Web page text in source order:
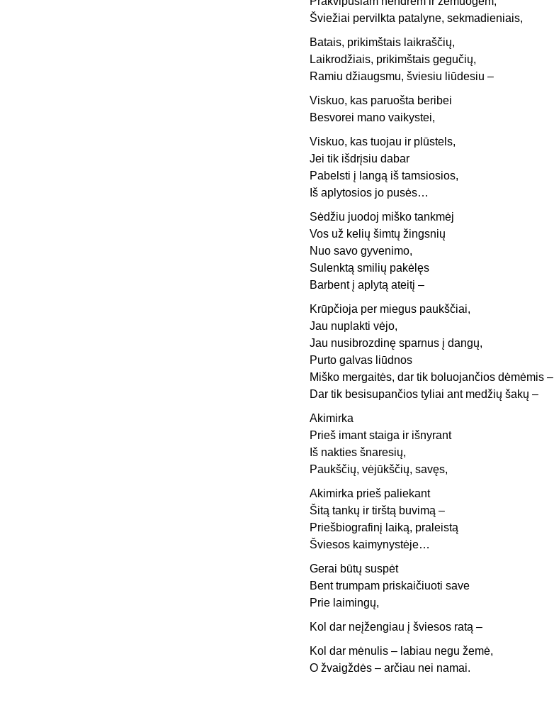
Šviežiai pervilkta patalyne, sekmadieniais,
Batais, prikimštais laikraščių,
Laikrodžiais, prikimštais gegučių,
Ramiu džiaugsmu, šviesiu liūdesiu –
Viskuo, kas paruošta beribei
Besvorei mano vaikystei,
Viskuo, kas tuojau ir plūstels,
Jei tik išdrįsiu dabar
Pabelsti į langą iš tamsiosios,
Iš aplytosios jo pusės…
Sėdžiu juodoj miško tankmėj
Vos už kelių šimtų žingsnių
Nuo savo gyvenimo,
Sulenktą smilių pakėlęs
Barbent į aplytą ateitį –
Krūpčioja per miegus paukščiai,
Jau nuplakti vėjo,
Jau nusibrozdinę sparnus į dangų,
Purto galvas liūdnos
Miško mergaitės, dar tik boluojančios dėmėmis –
Dar tik besisupančios tyliai ant medžių šakų –
Akimirka
Prieš imant staiga ir išnyrant
Iš nakties šnaresių,
Paukščių, vėjūkščių, savęs,
Akimirka prieš paliekant
Šitą tankų ir tirštą buvimą –
Priešbiografinį laiką, praleistą
Šviesos kaimynystėje…
Gerai būtų suspėt
Bent trumpam priskaičiuoti save
Prie laimingų,
Kol dar neįžengiau į šviesos ratą –
Kol dar mėnulis – labiau negu žemė,
O žvaigždės – arčiau nei namai.